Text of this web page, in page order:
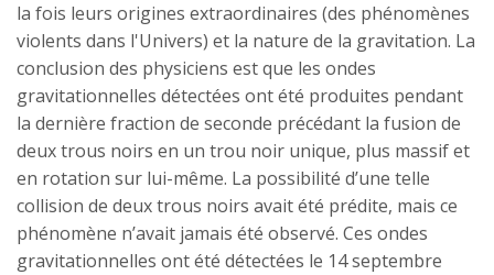
la fois leurs origines extraordinaires (des phénomènes
violents dans l'Univers) et la nature de la gravitation. La
conclusion des physiciens est que les ondes
gravitationnelles détectées ont été produites pendant
la dernière fraction de seconde précédant la fusion de
deux trous noirs en un trou noir unique, plus massif et
en rotation sur lui-même. La possibilité d’une telle
collision de deux trous noirs avait été prédite, mais ce
phénomène n’avait jamais été observé. Ces ondes
gravitationnelles ont été détectées le 14 septembre